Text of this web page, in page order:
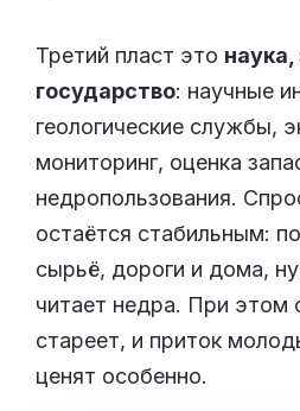
Третий пласт это наука,
государство: научные
геологические службы,
мониторинг, оценка
недропользования.
остаётся стабильным:
сырьё, дороги и дома,
читает недра. При этом
стареет, и приток
ценят особенно.